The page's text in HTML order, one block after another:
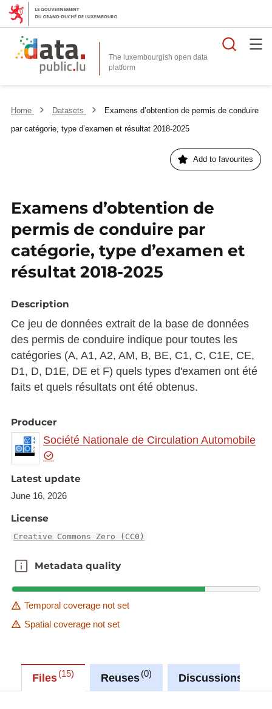
The luxembourgish open data
platform
Home Datasets
Examens d’obtention de permis de conduire
par catégorie, type d’examen et résultat 2018-2025
Add to favourites
Examens d’obtention de
permis de conduire par
catégorie, type d’examen et
résultat 2018-2025
Description
Ce jeu de données extrait de la base de données
des permis de conduire indique pour toutes les
catégories (A, A1, A2, AM, B, BE, C1, C, C1E, CE,
D1, D, D1E, DE et F) quels types d'examen ont été
faits et quels résultats ont été obtenus.
Producer
Société Nationale de Circulation Automobile
Latest update
June 16, 2026
License
Creative Commons Zero (CC0)
Metadata quality
Metadata quality
Temporal coverage not set
Spatial coverage not set
Files 15 Reuses 0 Discussions